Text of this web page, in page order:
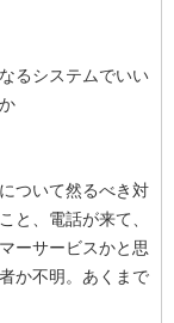
るシステムでいい
ついて然るべき対
と、電話が来て、
ーサービスかと思
か不明。あくまで